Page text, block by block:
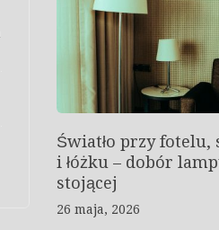
Światło przy fotelu,
i łóżku – dobór
stojącej
26 maja, 2026